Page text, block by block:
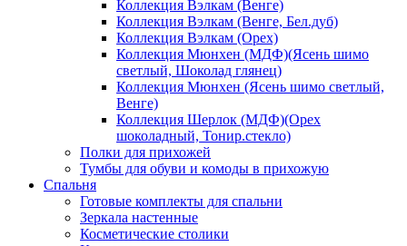
Коллекция Вэлкам (Венге)
Коллекция Вэлкам (Венге, Бел.дуб)
Коллекция Вэлкам (Орех)
Коллекция Мюнхен (МДФ)(Ясень шимо
светлый, Шоколад глянец)
Коллекция Мюнхен (Ясень шимо светлый,
Венге)
Коллекция Шерлок (МДФ)(Орех
шоколадный, Тонир.стекло)
Полки для прихожей
Тумбы для обуви и комоды в прихожую
Спальня
Готовые комплекты для спальни
Зеркала настенные
Косметические столики